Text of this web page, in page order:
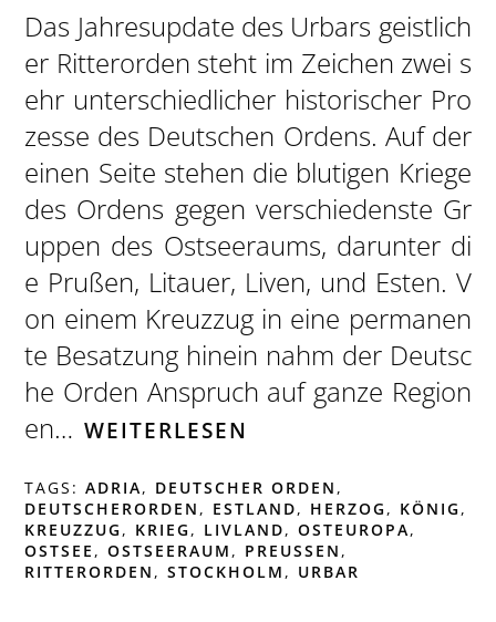
Das Jahresupdate des Urbars geistlich
er Ritterorden steht im Zeichen zwei s
ehr unterschiedlicher historischer Pro
zesse des Deutschen Ordens. Auf der
einen Seite stehen die blutigen Kriege
des Ordens gegen verschiedenste Gr
uppen des Ostseeraums, darunter di
e Prußen, Litauer, Liven, und Esten. V
on einem Kreuzzug in eine permanen
te Besatzung hinein nahm der Deutsc
he Orden Anspruch auf ganze Region
en… WEITERLESEN
TAGS:ADRIA, DEUTSCHER ORDEN ,
DEUTSCHERORDEN , ESTLAND, HERZOG , KÖNIG ,
KREUZZUG , KRIEG , LIVLAND,OSTEUROPA,
OSTSEE ,OSTSEERAUM , PREUSSEN
,
RITTERORDEN ,STOCKHOLM , URBAR